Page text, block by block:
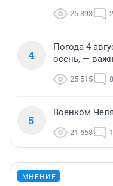
25 893 2
4
Погода 4
осень, —
25 515 8
5
Военком
21 658
МНЕНИЕ